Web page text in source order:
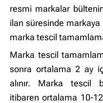
resmi markalar
ilan süresinde
marka tescil
Marka tescil
sonra ortalama 2 ay
alınır. Marka tescil
itibaren ortalama 10-